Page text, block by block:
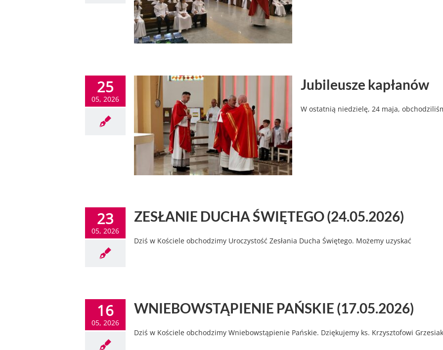
25
05, 2026
Jubileusze kapłanów
W ostatnią niedzielę, 24 maja,
23
05, 2026
ZESŁANIE DUCHA ŚWIĘTEGO (24.05.2026)
Dziś w Kościele obchodzimy Uroczystość Zesłania Ducha Świętego. Możemy uzyskać
16
05, 2026
WNIEBOWSTĄPIENIE PAŃSKIE (17.05.2026)
Dziś w Kościele obchodzimy Wniebowstąpienie Pańskie. Dziękujemy ks. Krzysztofowi